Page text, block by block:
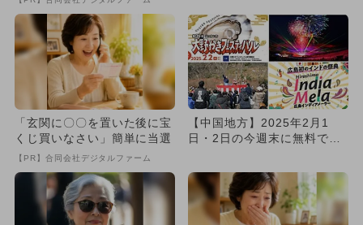
「玄関に〇〇を置いた後に宝
くじ買いなさい」簡単に当選
【PR】合同会社デジタルファーム
【中国地方】2025年2月1
日・2日の今週末に無料で楽